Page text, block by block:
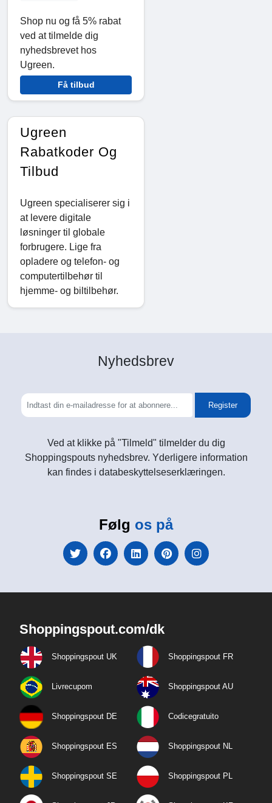
Shop nu og få 5% rabat
ved at tilmelde dig
nyhedsbrevet hos
Ugreen.
Få tilbud
Ugreen
Rabatkoder Og
Tilbud
Ugreen specialiserer sig i
at levere digitale
løsninger til globale
forbrugere. Lige fra
opladere og telefon- og
computertilbehør til
hjemme- og biltilbehør.
Nyhedsbrev
Register
Ved at klikke på "Tilmeld" tilmelder du dig
Shoppingspouts nyhedsbrev. Yderligere information
kan findes i databeskyttelseserklæringen.
Følg os på
Shoppingspout.com/dk
Shoppingspout UK Shoppingspout FR
Livrecupom Shoppingspout AU
Shoppingspout DE Codicegratuito
Shoppingspout ES Shoppingspout NL
Shoppingspout SE Shoppingspout PL